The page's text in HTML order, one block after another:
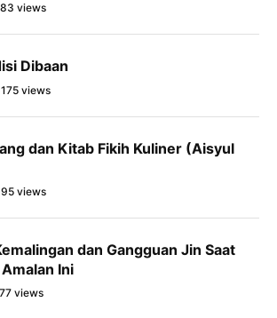
views
Dibaan
175 views
dan Kitab Fikih Kuliner (Aisyul
95 views
dan Gangguan Jin Saat
Ini
77 views